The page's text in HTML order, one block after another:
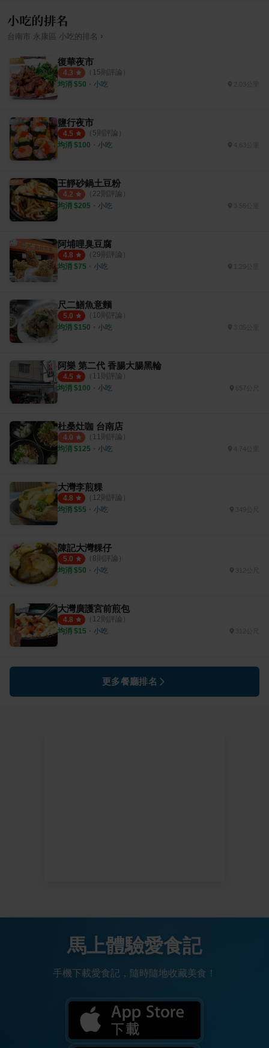
小吃的排名
台南市 永康區 小吃 的排名 ›
復華夜市
4.3 （ 15則評論）
均消 $50 ・ 小吃
鹽行夜市
4.5 （ 5則評論）
均消 $100 ・ 小吃 4.63公里
王靜砂鍋土豆粉
4.2 （ 22則評論）
均消 $205 ・ 小吃 3.56公里
阿埔哩臭豆腐
4.8 （ 29則評論）
均消 $75 ・ 小吃
尺二鱔魚意麵
5.0 （ 10則評論）
均消 $150 ・ 小吃 3.05公里
阿樂 第二代 香腸大腸黑輪
4.5 （ 11 則評論）
均消 $100 ・ 小吃 657公尺
杜桑灶咖 台南店
4.0 （ 11 則評論）
均消 $125 ・ 小吃 4.74公里
大灣李煎粿
4.8 （ 12則評論）
均消 $55 ・ 小吃 349公尺
陳記大灣粿仔
5.0 （ 8則評論）
均消 $50 ・ 小吃
大灣廣護宮前煎包
4.8 （ 12則評論）
均消 $15 ・ 小吃
更多餐廳排名
馬上體驗愛食記
手機下載愛食記，隨時隨地收藏美食！